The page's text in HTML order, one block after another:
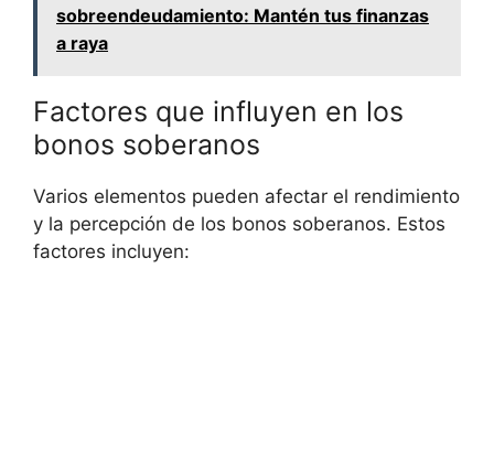
sobreendeudamiento: Mantén tus finanzas
a raya
Factores que ‌influyen en los
bonos soberanos
Varios elementos pueden⁢ afectar el rendimiento
y la percepción ​de los bonos soberanos. Estos
factores incluyen: